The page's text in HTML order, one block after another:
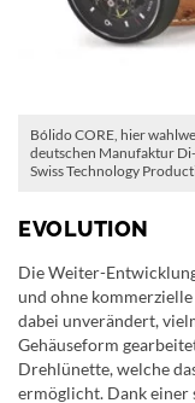
Bólido CORE, hier
deutschen Manufaktur
Swiss Technology
EVOLUTION
Die Weiter-
und ohne
dabei unverändert,
Gehäuseform
Drehlünette, welche
ermöglicht. Dank einer